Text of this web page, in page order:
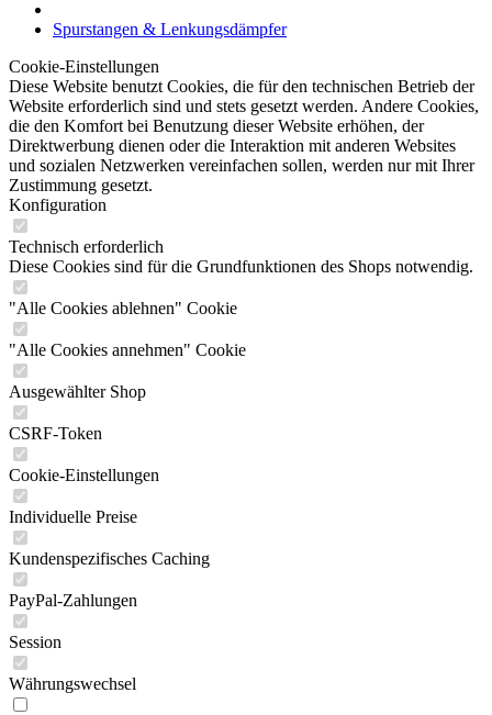
Spurstangen & Lenkungsdämpfer
Cookie-Einstellungen
Diese Website benutzt Cookies, die für den technischen Betrieb der
Website erforderlich sind und stets gesetzt werden. Andere Cookies,
die den Komfort bei Benutzung dieser Website erhöhen, der
Direktwerbung dienen oder die Interaktion mit anderen Websites
und sozialen Netzwerken vereinfachen sollen, werden nur mit Ihrer
Zustimmung gesetzt.
Konfiguration
Technisch erforderlich
Diese Cookies sind für die Grundfunktionen des Shops notwendig.
"Alle Cookies ablehnen" Cookie
"Alle Cookies annehmen" Cookie
Ausgewählter Shop
CSRF-Token
Cookie-Einstellungen
Individuelle Preise
Kundenspezifisches Caching
PayPal-Zahlungen
Session
Währungswechsel